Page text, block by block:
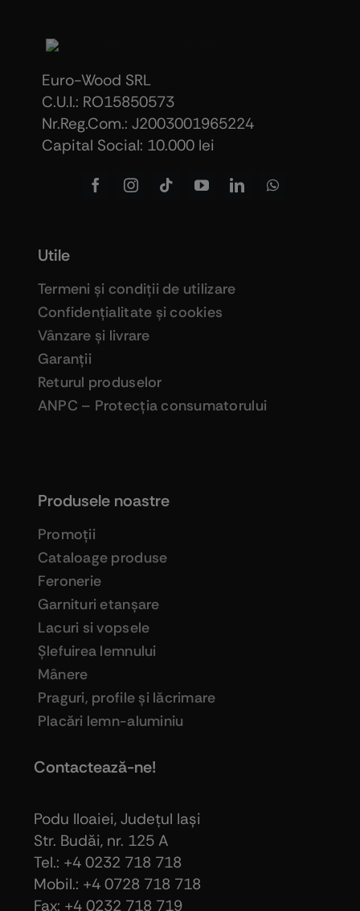
Euro-Wood SRL
C.U.I.: RO15850573
Nr.Reg.Com.: J2003001965224
Capital Social: 10.000 lei
Produsele noastre
Promoţii
Cataloage produse
Feronerie
Garnituri etanşare
Lacuri si vopsele
Şlefuirea lemnului
Mânere
Praguri, profile şi lăcrimare
Placări lemn-aluminiu
Utile
Termeni şi condiţii de utilizare
Confidenţialitate şi cookies
Vânzare şi livrare
Garanţii
Returul produselor
ANPC – Protecţia consumatorului
Contactează-ne!
Podu Iloaiei, Judeţul Iaşi
Str. Budăi, nr. 125 A
Tel.: +4 0232 718 718
Mobil.: +4 0728 718 718
Fax: +4 0232 718 719